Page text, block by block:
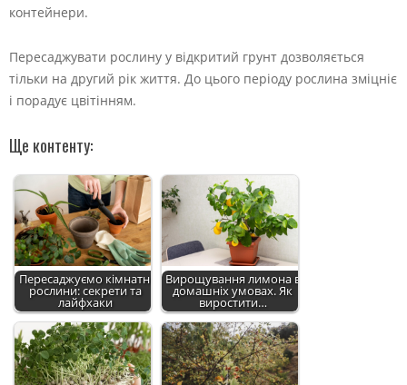
контейнери.
Пересаджувати рослину у відкритий грунт дозволяється
тільки на другий рік життя. До цього періоду рослина зміцніє
і порадує цвітінням.
Ще контенту:
Пересаджуємо кімнатні
рослини: секрети та
лайфхаки
Вирощування лимона в
домашніх умовах. Як
виростити…